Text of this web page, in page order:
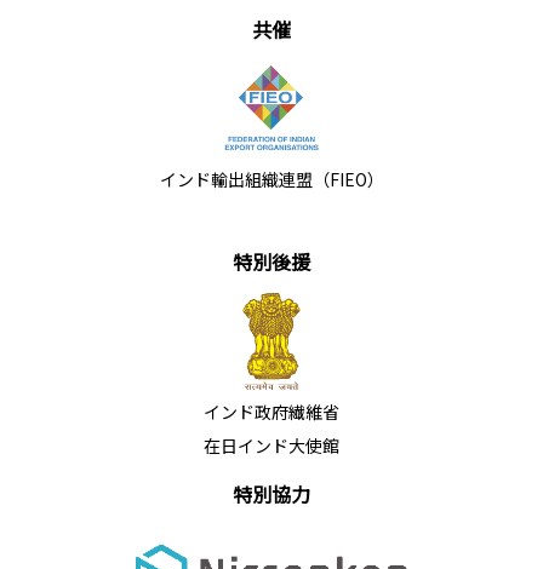
共催
インド輸出組織連盟（FIEO）
特別後援
インド政府繊維省
在日インド大使館
特別協力